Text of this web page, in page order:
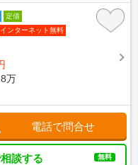
定借
インターネット無料
万
電話で問合せ
談する 無料